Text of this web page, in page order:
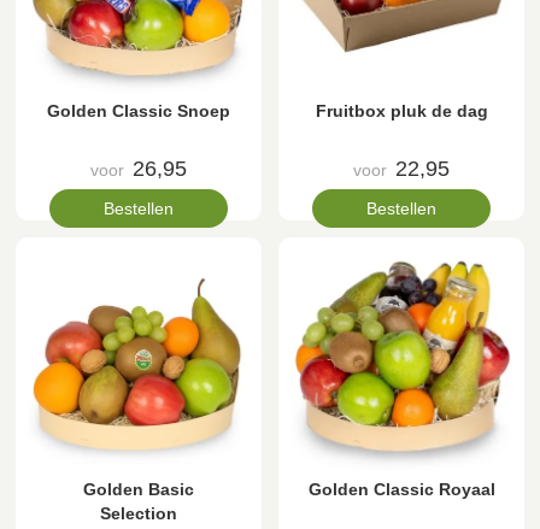
Golden Classic Snoep
voor 26,95
Bestellen
Fruitbox pluk de dag
voor 22,95
Bestellen
Golden Basic
Selection
Golden Classic Royaal